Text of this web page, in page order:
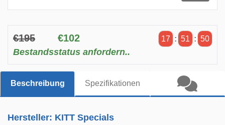
€195 €102 17 : 51 : 49
Bestandsstatus anfordern..
Beschreibung Spezifikationen
Hersteller: KITT Specials